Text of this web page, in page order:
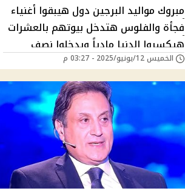
مبروك مواليد البرجين دول هيبقوا أغنياء
فجأة والفلوس هتدخل بيوتهم بالعشرات
هيكسروا الدنيا مادياً ويدخلوا نصف
السنة وهم أغنى من كل أصحابهم وفق
توقعات ميشال حايك
الخميس 12/يونيو/2025 - 03:27 م